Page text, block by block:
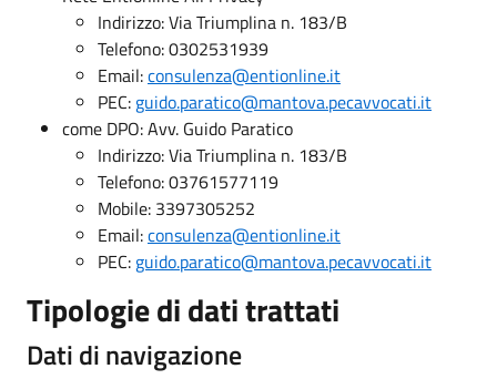
Indirizzo: Via Triumplina n. 183/B
Telefono: 0302531939
Email:consulenza@entionline.it
PEC: guido.paratico@mantova.pecavvocati.it
come DPO: Avv. Guido Paratico
Indirizzo: Via Triumplina n. 183/B
Telefono: 03761577119
Mobile: 3397305252
Email:consulenza@entionline.it
PEC: guido.paratico@mantova.pecavvocati.it
Tipologie di dati trattati
Dati di navigazione